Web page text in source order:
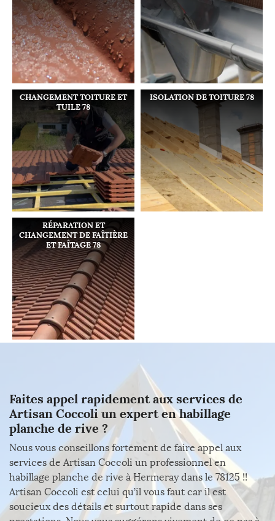
CHANGEMENT TOITURE ET
TUILE 78
ISOLATION DE TOITURE 78
RÉPARATION ET
CHANGEMENT DE FAÎTIÈRE
ET FAÎTAGE 78
Faites appel rapidement aux services de
Artisan Coccoli un expert en habillage
planche de rive ?
Nous vous conseillons fortement de faire appel aux
services de Artisan Coccoli un professionnel en
habillage planche de rive à Hermeray dans le 78125 !!
Artisan Coccoli est celui qu’il vous faut car il est
soucieux des détails et surtout rapide dans ses